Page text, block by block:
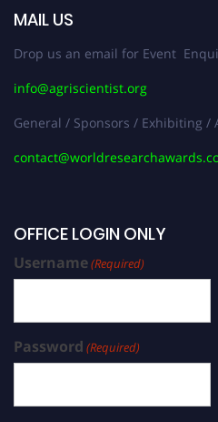
MAIL US
Drop us an email for Event
info@agriscientist.org
General / Sponsors / Exhibiting /
OFFICE LOGIN ONLY
Username(Required)
Password (Required)